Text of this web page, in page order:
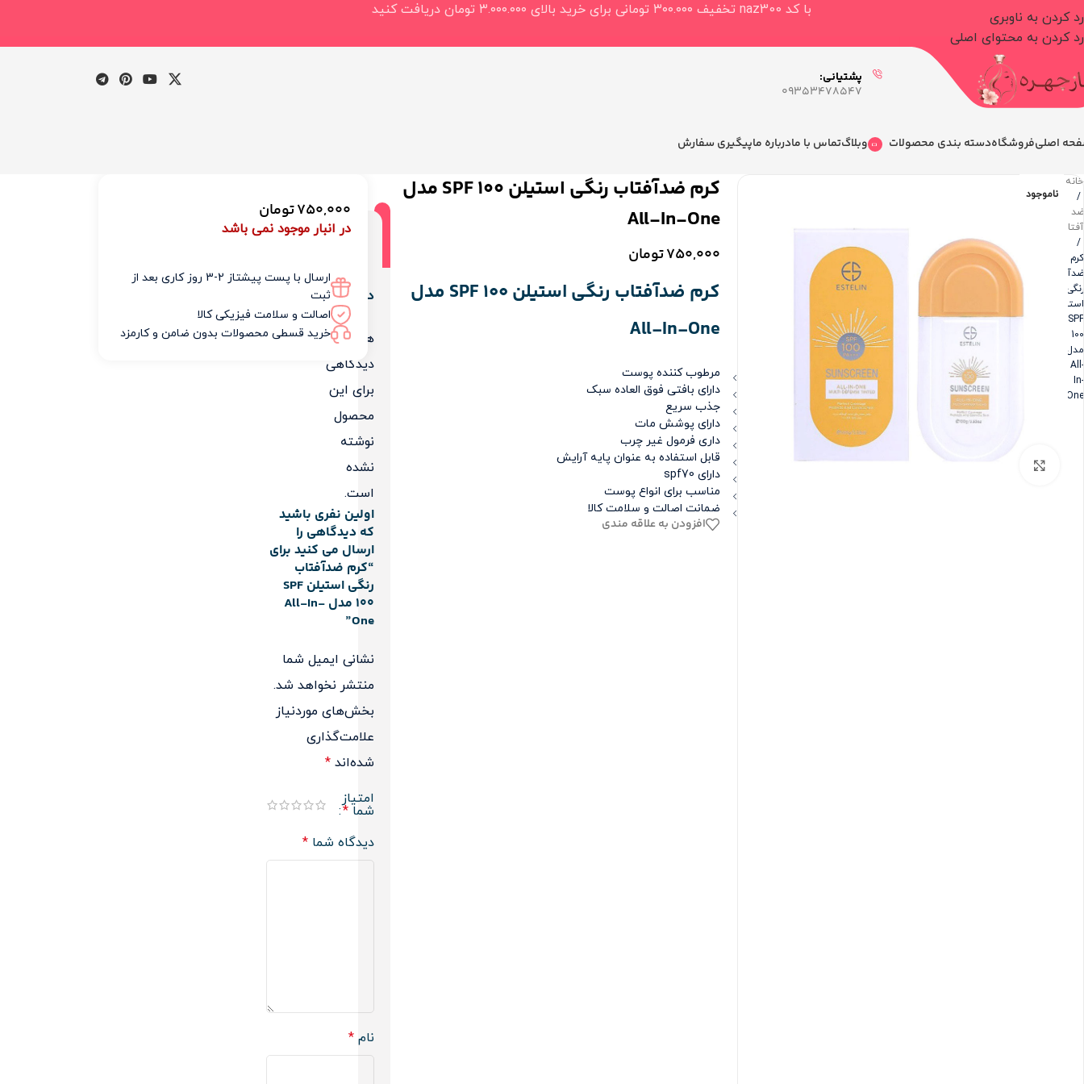
رد کردن به ناوبری
رد کردن به محتوای اصلی
با کد naz300 تخفیف ۳۰۰.۰۰۰ تومانی برای خرید بالای ۳.۰۰۰.۰۰۰ تومان دریافت کنید
پشتیانی:
09353478547
اصلیفروشگاهدسته بندی محصولات وبلاگتماس با مادرباره ماپیگیری سفارش
خانه
/
ضد
آفتاب
/
کرم
ضدآفتاب
رنگی
استیلن
SPF
100
مدل
All-
In-
One
ناموجود
کرم ضدآفتاب رنگی استیلن SPF 100 مدل
All-In-One
750,000تومان
کرم ضدآفتاب رنگی استیلن SPF 100 مدل
All-In-One
مرطوب کننده پوست
دارای بافتی فوق العاده سبک
جذب سریع
دارای پوشش مات
داری فرمول غیر چرب
قابل استفاده به عنوان پایه آرایش
دارای spf70
مناسب برای انواع پوست
ضمانت اصالت و سلامت کالا
افزودن به علاقه مندی
نظرات
دیدگاهها
هیچ
دیدگاهی
برای این
محصول
نوشته
نشده
است.
اولین نفری باشید
که دیدگاهی را
ارسال می کنید برای
“کرم ضدآفتاب
رنگی استیلن SPF
100 مدل All-In-
One”
نشانی ایمیل شما
منتشر نخواهد شد.
بخش‌های موردنیاز
علامت‌گذاری
شده‌اند *
امتیاز
شما *
دیدگاه شما *
نام *
750,000تومان
در انبار موجود نمی باشد
ارسال با پست پیشتاز 2-3 روز کاری بعد از
ثبت
اصالت و سلامت فیزیکی کالا
خرید قسطی محصولات بدون ضامن و کارمزد